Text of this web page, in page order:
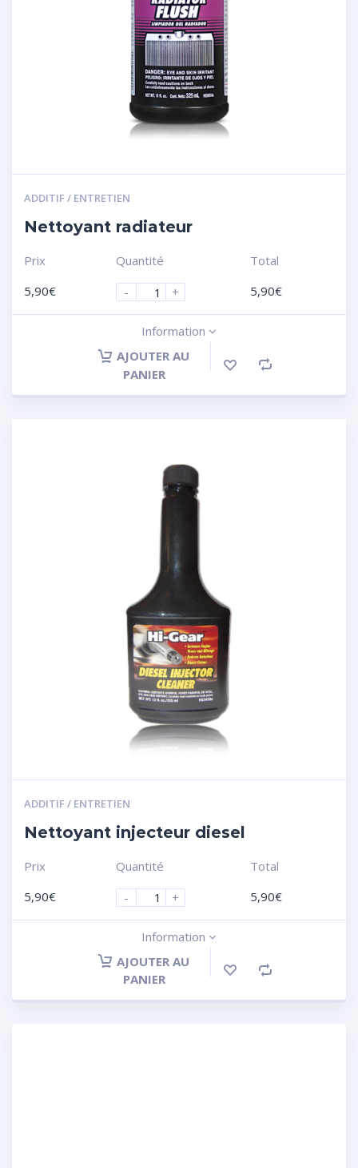
ADDITIF / ENTRETIEN
Nettoyant radiateur
Prix
5,90€
Quantité
-
+
Total
5,90€
Information
AJOUTER AU
PANIER
ADDITIF / ENTRETIEN
Nettoyant injecteur diesel
Prix
5,90€
Quantité
-
+
Total
5,90€
Information
AJOUTER AU
PANIER